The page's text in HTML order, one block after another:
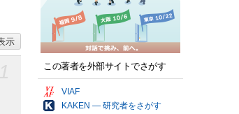
この著者を外部サイトでさがす
VIAF
KAKEN — 研究者をさがす